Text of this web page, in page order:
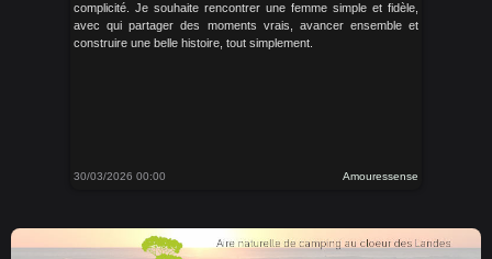
complicité. Je souhaite rencontrer une femme simple et fidèle,
avec qui partager des moments vrais, avancer ensemble et
construire une belle histoire, tout simplement.
30/03/2026 00:00 Amouressense